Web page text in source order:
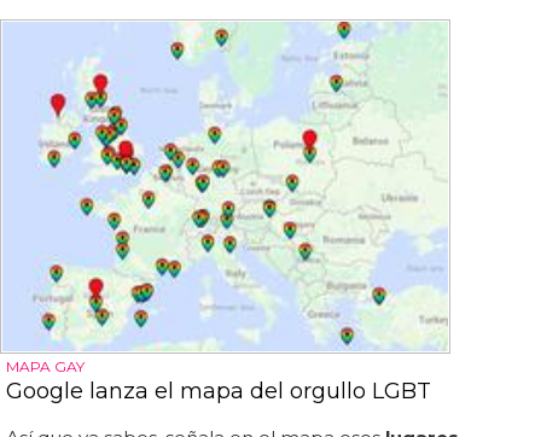
MAPA GAY
Google lanza el mapa del orgullo LGBT